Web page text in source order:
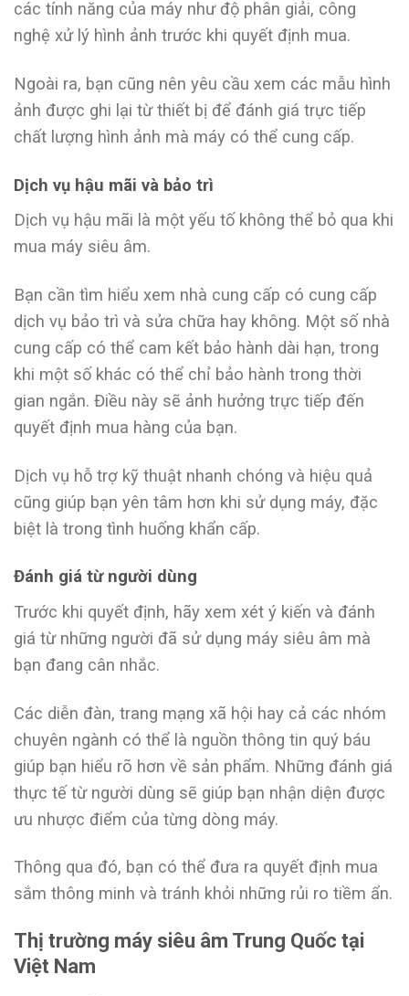
các tính năng của máy như độ phân giải, công
nghệ xử lý hình ảnh trước khi quyết định mua.
Ngoài ra, bạn cũng nên yêu cầu xem các mẫu hình
ảnh được ghi lại từ thiết bị để đánh giá trực tiếp
chất lượng hình ảnh mà máy có thể cung cấp.
Dịch vụ hậu mãi và bảo trì
Dịch vụ hậu mãi là một yếu tố không thể bỏ qua khi
mua máy siêu âm.
Bạn cần tìm hiểu xem nhà cung cấp có cung cấp
dịch vụ bảo trì và sửa chữa hay không. Một số nhà
cung cấp có thể cam kết bảo hành dài hạn, trong
khi một số khác có thể chỉ bảo hành trong thời
gian ngắn. Điều này sẽ ảnh hưởng trực tiếp đến
quyết định mua hàng của bạn.
Dịch vụ hỗ trợ kỹ thuật nhanh chóng và hiệu quả
cũng giúp bạn yên tâm hơn khi sử dụng máy, đặc
biệt là trong tình huống khẩn cấp.
Đánh giá từ người dùng
Trước khi quyết định, hãy xem xét ý kiến và đánh
giá từ những người đã sử dụng máy siêu âm mà
bạn đang cân nhắc.
Các diễn đàn, trang mạng xã hội hay cả các nhóm
chuyên ngành có thể là nguồn thông tin quý báu
giúp bạn hiểu rõ hơn về sản phẩm. Những đánh giá
thực tế từ người dùng sẽ giúp bạn nhận diện được
ưu nhược điểm của từng dòng máy.
Thông qua đó, bạn có thể đưa ra quyết định mua
sắm thông minh và tránh khỏi những rủi ro tiềm ẩn.
Thị trường máy siêu âm Trung Quốc tại
Việt Nam